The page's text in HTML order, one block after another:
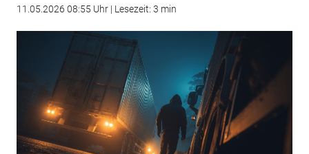
11.05.2026 08:55 Uhr | Lesezeit: 3 min